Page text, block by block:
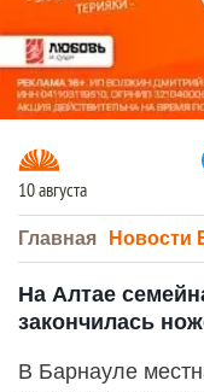
10 августа
Главная Новости
На Алтае
закончилась
В Барнауле